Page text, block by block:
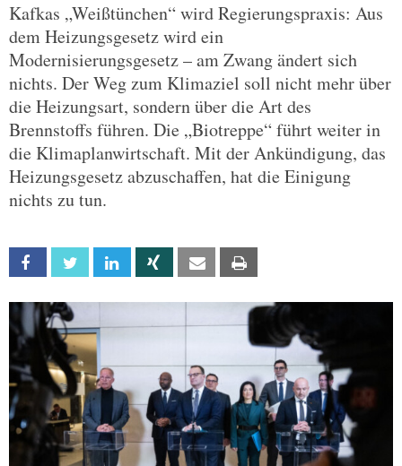
Kafkas „Weißtünchen“ wird Regierungspraxis: Aus
dem Heizungsgesetz wird ein
Modernisierungsgesetz – am Zwang ändert sich
nichts. Der Weg zum Klimaziel soll nicht mehr über
die Heizungsart, sondern über die Art des
Brennstoffs führen. Die „Biotreppe“ führt weiter in
die Klimaplanwirtschaft. Mit der Ankündigung, das
Heizungsgesetz abzuschaffen, hat die Einigung
nichts zu tun.
Facebook Twitter Linkedin Xing Email